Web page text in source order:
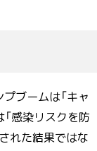
ブームは「キャ
感染リスクを防
れた結果ではな